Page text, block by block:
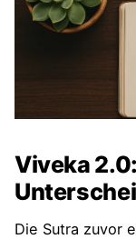
Viveka
Die Sutra zuvor